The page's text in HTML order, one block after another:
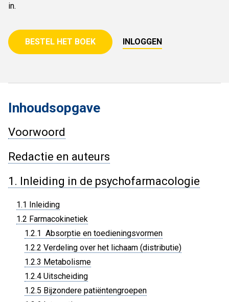
in.
BESTEL HET BOEK INLOGGEN
Inhoudsopgave
Voorwoord
Redactie en auteurs
1. Inleiding in de psychofarmacologie
1.1 Inleiding
1.2 Farmacokinetiek
1.2.1 Absorptie en toedieningsvormen
1.2.2 Verdeling over het lichaam (distributie)
1.2.3 Metabolisme
1.2.4 Uitscheiding
1.2.5 Bijzondere patiëntengroepen